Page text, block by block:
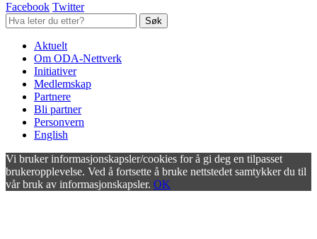
Facebook Twitter
Aktuelt
Om ODA-Nettverk
Initiativer
Medlemskap
Partnere
Bli partner
Personvern
English
Vi bruker informasjonskapsler/cookies for å gi deg en tilpasset
brukeropplevelse. Ved å fortsette å bruke nettstedet samtykker du til
vår bruk av informasjonskapsler. OK